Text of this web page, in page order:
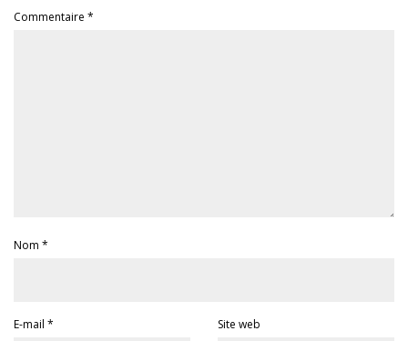
Commentaire *
Nom *
E-mail * Site web